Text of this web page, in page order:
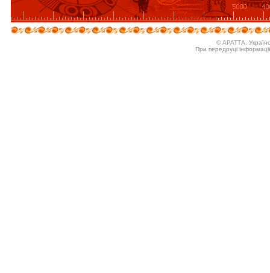
© АРАТТА.
При передруці